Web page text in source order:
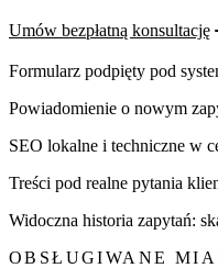
Umów bezpłatną konsultację
Formularz podpięty pod
Powiadomienie o nowym
SEO lokalne i techniczne w
Treści pod realne pytania
Widoczna historia zapytań:
OBSŁUGIWANE